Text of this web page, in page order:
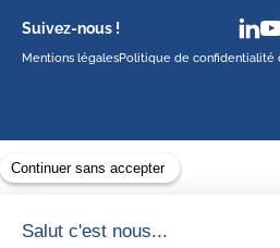
Suivez-nous !
Mentions légalesPolitique de confidentialité